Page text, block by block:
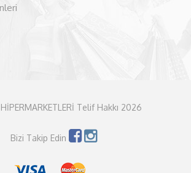
Telif Hakkı 2026
Bizi Takip Edin